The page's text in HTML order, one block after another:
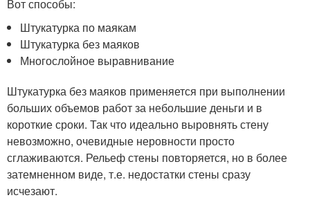
Вот способы:
Штукатурка по маякам
Штукатурка без маяков
Многослойное выравнивание
Штукатурка без маяков применяется при выполнении
больших объемов работ за небольшие деньги и в
короткие сроки. Так что идеально выровнять стену
невозможно, очевидные неровности просто
сглаживаются. Рельеф стены повторяется, но в более
затемненном виде, т.е. недостатки стены сразу
исчезают.